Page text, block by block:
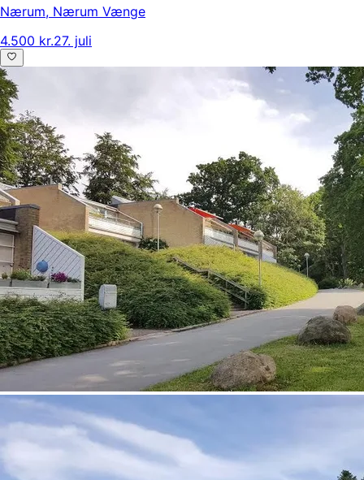
Nærum, Nærum Vænge
4.500 kr.27. juli